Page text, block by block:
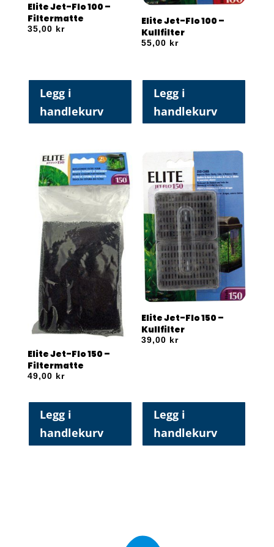
Elite Jet-Flo 100 –
Filtermatte
35,00 kr
Legg i
handlekurv
Elite Jet-Flo 100 –
Kullfilter
55,00 kr
Legg i
handlekurv
Elite Jet-Flo 150 –
Filtermatte
49,00 kr
Legg i
handlekurv
Elite Jet-Flo 150 –
Kullfilter
39,00 kr
Legg i
handlekurv